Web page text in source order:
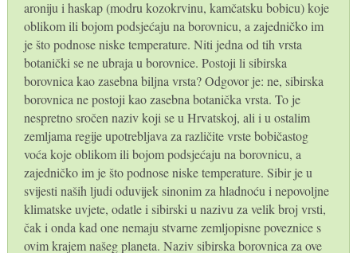
aroniju i haskap (modru kozokrvinu, kamčatsku bobicu) koje
oblikom ili bojom podsjećaju na borovnicu, a zajedničko im
je što podnose niske temperature. Niti jedna od tih vrsta
botanički se ne ubraja u borovnice. Postoji li sibirska
borovnica kao zasebna biljna vrsta? Odgovor je: ne, sibirska
borovnica ne postoji kao zasebna botanička vrsta. To je
nespretno sročen naziv koji se u Hrvatskoj, ali i u ostalim
zemljama regije upotrebljava za različite vrste bobičastog
voća koje oblikom ili bojom podsjećaju na borovnicu, a
zajedničko im je što podnose niske temperature. Sibir je u
svijesti naših ljudi oduvijek sinonim za hladnoću i nepovoljne
klimatske uvjete, odatle i sibirski u nazivu za velik broj vrsti,
čak i onda kad one nemaju stvarne zemljopisne poveznice s
ovim krajem našeg planeta. Naziv sibirska borovnica za ove